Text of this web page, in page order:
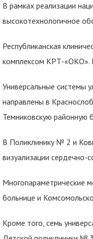
В рамках реализации
высокотехнологичное
Республиканская
комплексом КРТ-«ОКО».
Универсальные системы
направлены в
Темниковскую районную
В Поликлинику № 2 и
визуализации
Многопараметрические
больнице и
Кроме того, семь